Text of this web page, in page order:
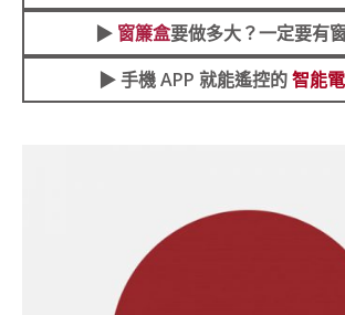
▶︎ 窗簾盒要做多大？一定要有
▶︎ 手機 APP 就能遙控的智能